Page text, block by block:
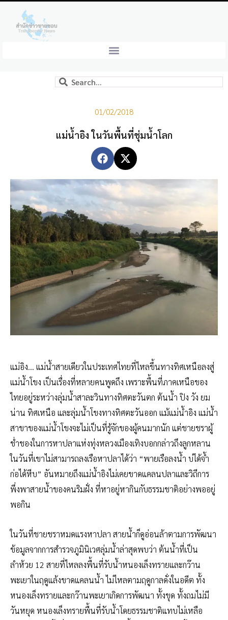
01/02/2018
แม่น้ำอิง ในวันพื้นที่ชุ่มน้ำโลก
​แม่อิง… แม่น้ำสายเดียวในประเทศไทยที่ไหลขึ้นทางทิศเหนือลงสู่
แม่น้ำโขง เป็นเรื่องที่หลายคนพูดถึง เพราะพื้นที่ภาคเหนือของ
ไทยอยู่ระหว่างลุ่มน้ำสาละวินทางทิศตะวันตก ต้นน้ำ ปิง วัง ยม
น่าน ทิศเหนือ และลุ่มน้ำโขงทางทิศตะวันออก แม้แม่น้ำอิง แม่น้ำ
สาขาของแม่น้ำโขงจะไม่เป็นที่รู้จักของผู้คนมากนัก แต่ชายชราผู้
ช่ำชองในการหาปลาแห่งทุ่งหลวงเมืองเทิงบอกกล่าวถึงลูกหลาน
ในวันที่เขาไม่สามารถลงเรือหาปลาได้ว่า “พายเรือลงน้ำ บ่ได้จ้ำ
ก่อได้หีบ” อันหมายถึงแม่น้ำอิงไม่เคยขาดแคลนปลาและวิถีการ
พึ่งพาสายน้ำของคนริมฝั่ง ที่หาอยู่หากินกับธรรมชาติอย่างพออยู่
พอกิน
​ในวันที่ชายชราหมดแรงหาปลา สายน้ำก็ดูอ่อนล้าตามการพัฒนา
ข้อมูลจากการสำรวจภูมินิเวศลุ่มน้ำล่าสุดพบว่า ต้นน้ำที่เป็น
ลำห้วย 12 สายที่ไหลลงพื้นที่รับน้ำหนองเล็งทรายและกว๊าน
พะเยาในฤดูแล้งขาดแคลนน้ำ ไม่ไหลตามฤดูกาลดั่งในอดีต ทั้ง
หนองเล็งทรายและกว๊านพะเยาเกิดการพัฒนา ทั้งขุด ทั้งถมไม่มี
วันหยุด หนองเล็งทรายพื้นที่รับน้ำโดยธรรมชาติแทบไม่เหลือ